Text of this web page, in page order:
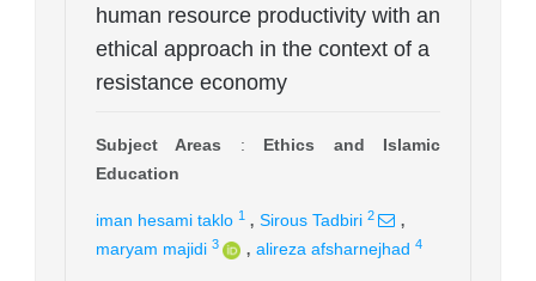
human resource productivity with an
ethical approach in the context of a
resistance economy
Subject Areas : Ethics and Islamic
Education
iman hesami taklo 1 , Sirous Tadbiri 2 ,
maryam majidi 3 , alireza afsharnejhad 4